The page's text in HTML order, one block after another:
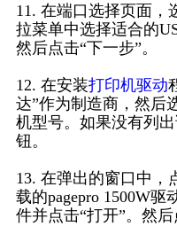
11. 在端口选择页面，
拉菜单中选择适合的
然后点击“下一步”。
12. 在安装打印机驱动
达”作为制造商，然后
机型号。如果没有列
钮。
13. 在弹出的窗口中，
载的pagepro 1500W
件并点击“打开”。然后